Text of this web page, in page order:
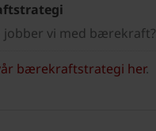
jobber vi med bærekraft?
bærekraftstrategi her.